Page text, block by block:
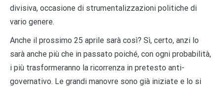
divisiva, occasione di strumentalizzazioni politiche di
vario genere.
Anche il prossimo 25 aprile sarà così? Sì, certo, anzi lo
sarà anche più che in passato poiché, con ogni probabilità,
i più trasformeranno la ricorrenza in pretesto anti-
governativo. Le grandi manovre sono già iniziate e lo si